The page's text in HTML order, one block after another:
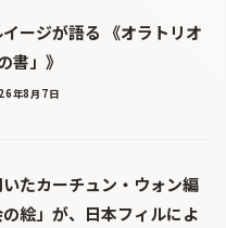
ージが語る 《オラトリオ
書」》
年8月7日
たカーチュン・ウォン編
絵」が、日本フィルによ